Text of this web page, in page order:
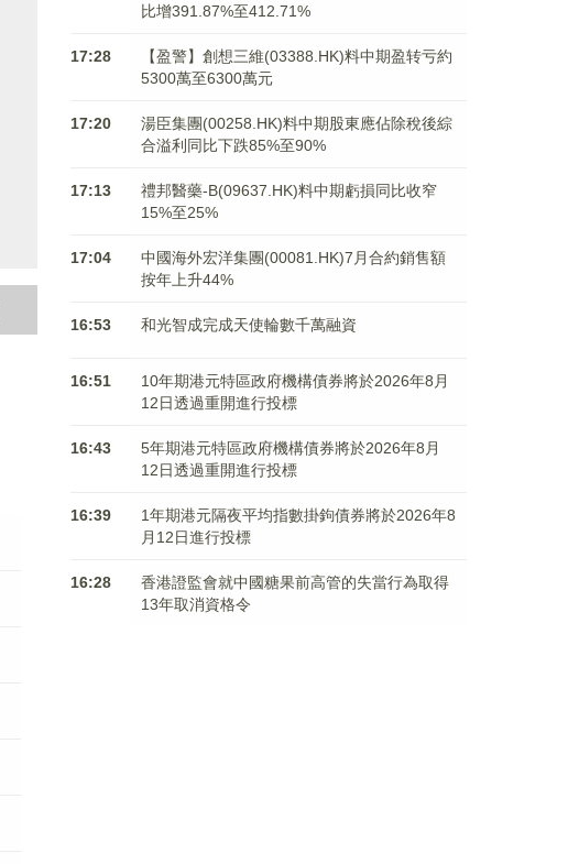
比增391.87%至412.71%
17:28
【盈警】創想三維(03388.HK)料中期盈转亏約
5300萬至6300萬元
17:20
湯臣集團(00258.HK)料中期股東應佔除稅後綜
合溢利同比下跌85%至90%
17:13
禮邦醫藥-B(09637.HK)料中期虧損同比收窄
15%至25%
17:04
中國海外宏洋集團(00081.HK)7月合約銷售額
按年上升44%
16:53 和光智成完成天使輪數千萬融資
16:51
10年期港元特區政府機構債券將於2026年8月
12日透過重開進行投標
16:43
5年期港元特區政府機構債券將於2026年8月
12日透過重開進行投標
16:39
1年期港元隔夜平均指數掛鉤債券將於2026年8
月12日進行投標
16:28
香港證監會就中國糖果前高管的失當行為取得
13年取消資格令